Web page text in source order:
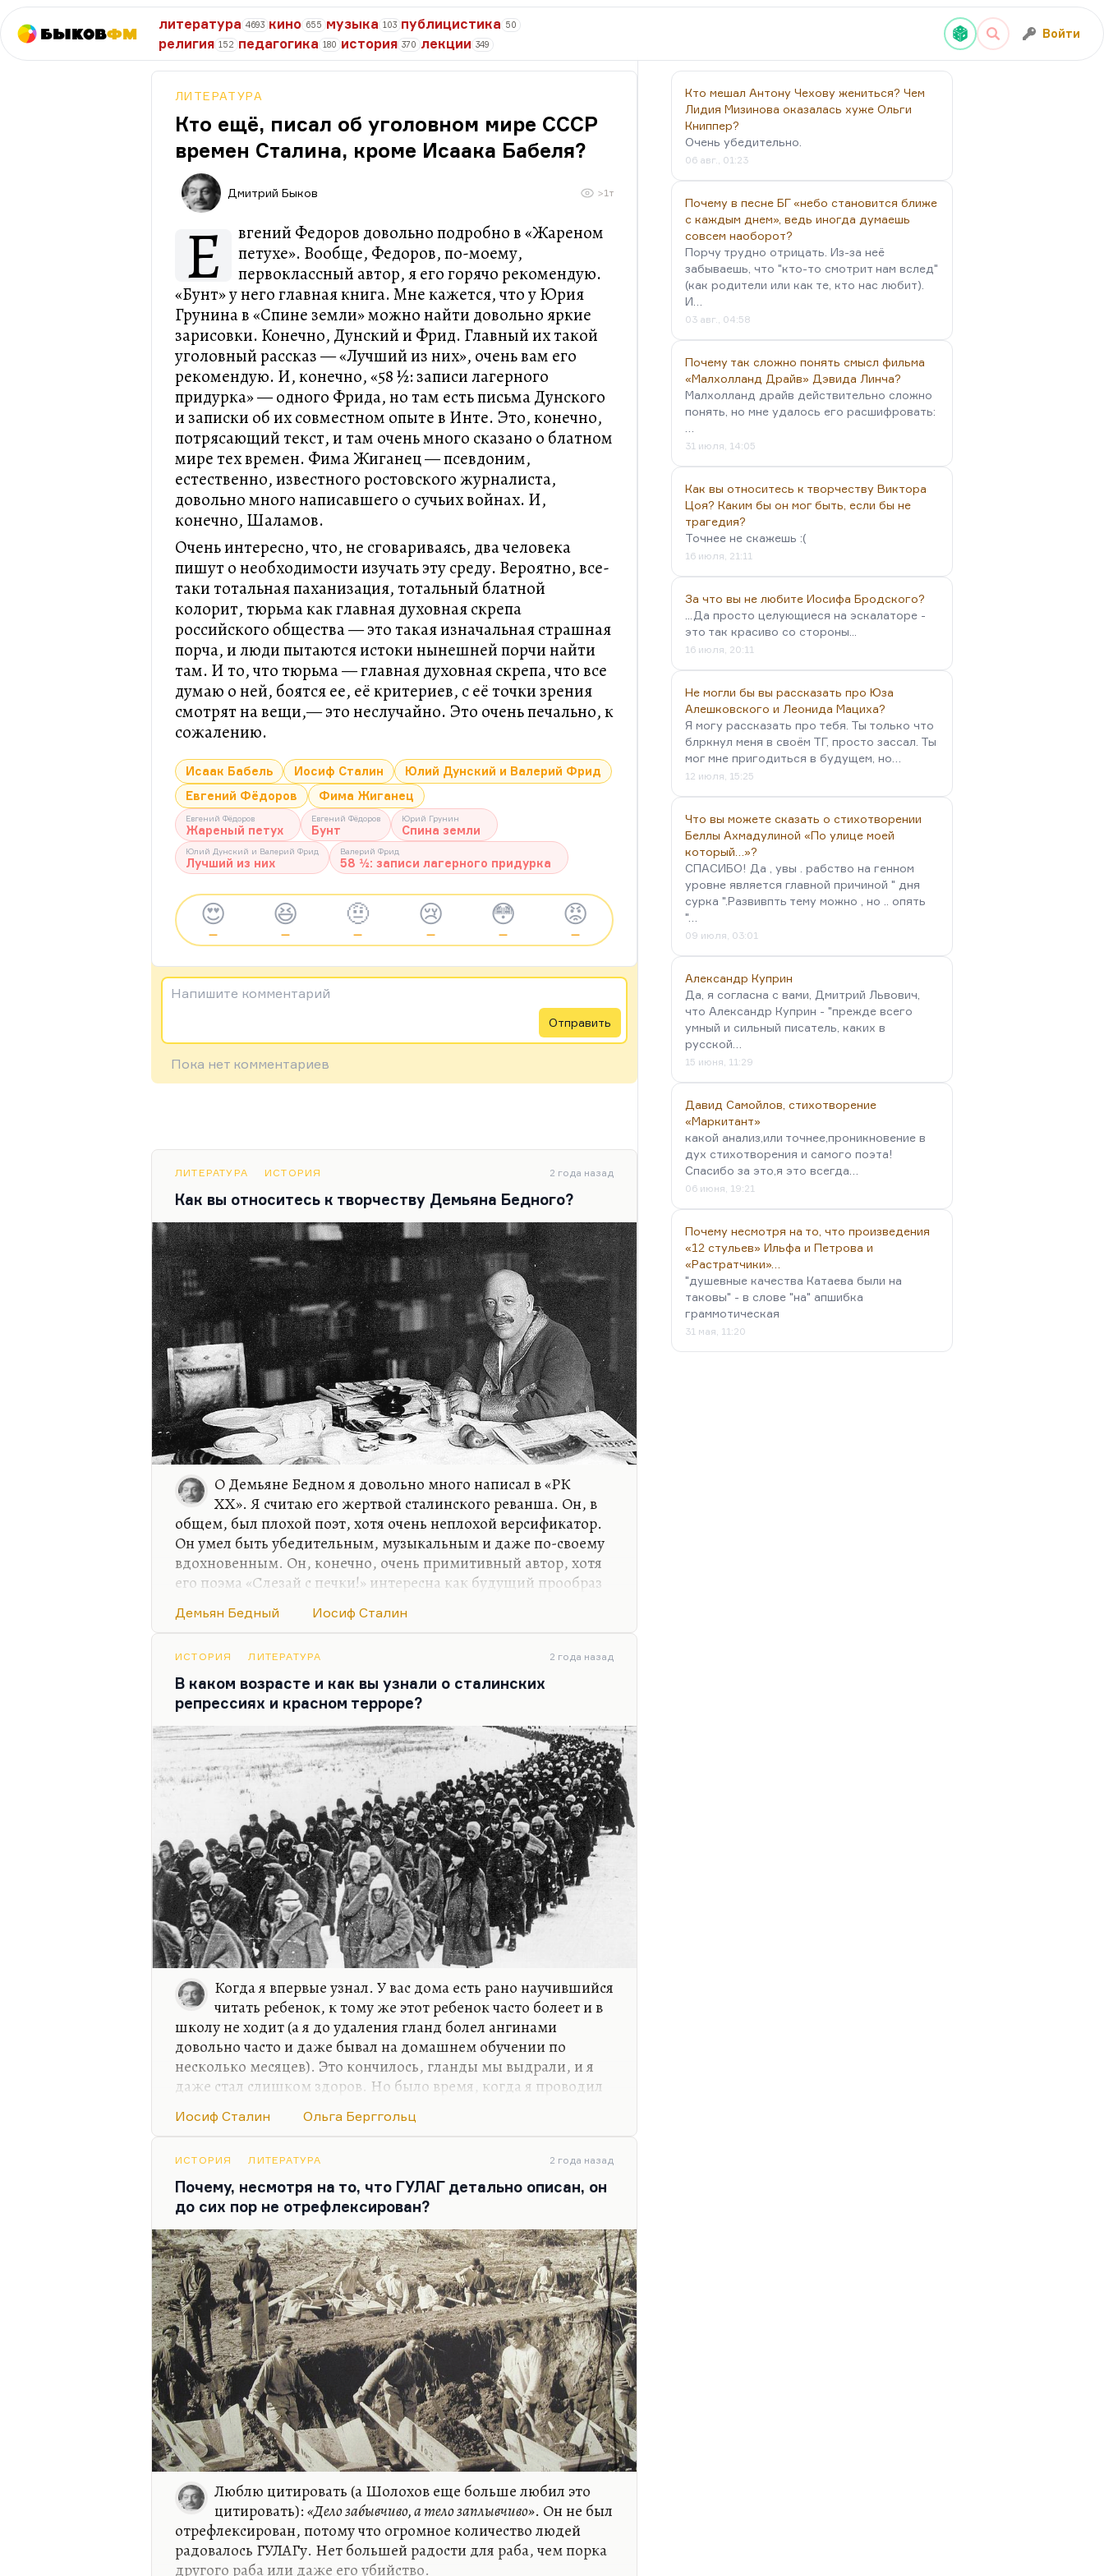
БыковФМ
литература 4693 кино 655 музыка 103 публицистика 50
религия 152 педагогика 180 история 370 лекции 349
Войти
ЛИТЕРАТУРА
Кто ещё, писал об уголовном мире СССР
времен Сталина, кроме Исаака Бабеля?
Дмитрий Быков >1т
Е
вгений Федоров довольно подробно в «Жареном
петухе». Вообще, Федоров, по-моему,
первоклассный автор, я его горячо рекомендую.
«Бунт» у него главная книга. Мне кажется, что у Юрия
Грунина в «Спине земли» можно найти довольно яркие
зарисовки. Конечно, Дунский и Фрид. Главный их такой
уголовный рассказ — «Лучший из них», очень вам его
рекомендую. И, конечно, «58 ½: записи лагерного
придурка» — одного Фрида, но там есть письма Дунского
и записки об их совместном опыте в Инте. Это, конечно,
потрясающий текст, и там очень много сказано о блатном
мире тех времен. Фима Жиганец — псевдоним,
естественно, известного ростовского журналиста,
довольно много написавшего о сучьих войнах. И,
конечно, Шаламов.
Очень интересно, что, не сговариваясь, два человека
пишут о необходимости изучать эту среду. Вероятно, все-
таки тотальная паханизация, тотальный блатной
колорит, тюрьма как главная духовная скрепа
российского общества — это такая изначальная страшная
порча, и люди пытаются истоки нынешней порчи найти
там. И то, что тюрьма — главная духовная скрепа, что все
думаю о ней, боятся ее, её критериев, с её точки зрения
смотрят на вещи,— это неслучайно. Это очень печально, к
сожалению.
Исаак Бабель Иосиф Сталин
Юлий Дунский и Валерий Фрид
Евгений Фёдоров
Фима Жиганец
Евгений Фёдоров
Жареный петух
Евгений Фёдоров
Бунт
Юрий Грунин
Спина земли
Юлий Дунский и Валерий Фрид
Лучший из них
Валерий Фрид
58 ½: записи лагерного придурка
😍
—
😆
—
🤨
—
😢
—
😳
—
😡
—
Напишите комментарий
Отправить
Пока нет комментариев
ЛИТЕРАТУРА ИСТОРИЯ 2 года назад
Как вы относитесь к творчеству Демьяна Бедного?
О Демьяне Бедном я довольно много написал в «РК
ХХ». Я считаю его жертвой сталинского реванша. Он, в
общем, был плохой поэт, хотя очень неплохой версификатор.
Он умел быть убедительным, музыкальным и даже по-своему
вдохновенным. Он, конечно, очень примитивный автор, хотя
его поэма «Слезай с печки!» интересна как будущий прообраз
с одинаковой легкостью входят частушки, листовки, газетные
поэмы, а вовсе не фельетон, как многие писали.
Но у Демьяна Бедного случилась беда большая: он не понял
сталинского главного поворота, поворота к 30-му году,
поворота к тому,…
Демьян Бедный Иосиф Сталин
ИСТОРИЯ ЛИТЕРАТУРА 2 года назад
В каком возрасте и как вы узнали о сталинских
репрессиях и красном терроре?
Когда я впервые узнал. У вас дома есть рано научившийся
читать ребенок, к тому же этот ребенок часто болеет и в
школу не ходит (а я до удаления гланд болел ангинами
довольно часто и даже бывал на домашнем обучении по
несколько месяцев). Это кончилось, гланды мы выдрали, и я
даже стал слишком здоров. Но было время, когда я проводил
библиотека у матери была огромная, собранная за долгие
стипендию и кончая огромным количеством книг,
унаследованных из далеких времен – из бабушкиной, из
прабабушкиной коллекций (типа «Голубой цапли»). Многое
утратилось при переездах, но многое было.
Так вот,…
Иосиф Сталин Ольга Берггольц
ИСТОРИЯ ЛИТЕРАТУРА 2 года назад
Почему, несмотря на то, что ГУЛАГ детально описан, он
до сих пор не отрефлексирован?
Люблю цитировать (а Шолохов еще больше любил это
цитировать):«Дело забывчиво, а тело заплывчиво». Он не был
отрефлексирован, потому что огромное количество людей
радовалось ГУЛАГу. Нет большей радости для раба, чем порка
другого раба или даже его убийство.
Кто мешал Антону Чехову жениться? Чем
Лидия Мизинова оказалась хуже Ольги
Книппер?
Очень убедительно.
06 авг., 01:23
Почему в песне БГ «небо становится ближе
с каждым днем», ведь иногда думаешь
совсем наоборот?
Порчу трудно отрицать. Из-за неё
забываешь, что "кто-то смотрит нам вслед"
(как родители или как те, кто нас любит).
И…
03 авг., 04:58
Почему так сложно понять смысл фильма
«Малхолланд Драйв» Дэвида Линча?
Малхолланд драйв действительно сложно
понять, но мне удалось его расшифровать:
31 июля, 14:05
Как вы относитесь к творчеству Виктора
Цоя? Каким бы он мог быть, если бы не
трагедия?
Точнее не скажешь :(
16 июля, 21:11
За что вы не любите Иосифа Бродского?
...Да просто целующиеся на эскалаторе -
это так красиво со стороны...
16 июля, 20:11
Не могли бы вы рассказать про Юза
Алешковского и Леонида Мациха?
Я могу рассказать про тебя. Ты только что
блркнул меня в своём ТГ, просто зассал. Ты
мог мне пригодиться в будущем, но…
12 июля, 15:25
Что вы можете сказать о стихотворении
Беллы Ахмадулиной «По улице моей
который…»?
СПАСИБО! Да , увы . рабство на генном
уровне является главной причиной " дня
сурка ".Развивпть тему можно , но .. опять
"…
09 июля, 03:01
Александр Куприн
Да, я согласна с вами, Дмитрий Львович,
что Александр Куприн - "прежде всего
умный и сильный писатель, каких в
русской…
15 июня, 11:29
Давид Самойлов, стихотворение
«Маркитант»
какой анализ,или точнее,проникновение в
дух стихотворения и самого поэта!
Спасибо за это,я это всегда…
06 июня, 19:21
Почему несмотря на то, что произведения
«12 стульев» Ильфа и Петрова и
«Растратчики»…
"душевные качества Катаева были на
таковы" - в слове "на" апшибка
граммотическая
31 мая, 11:20